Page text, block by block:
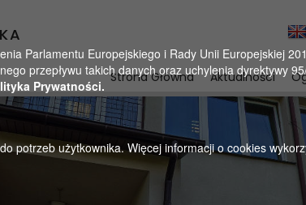
Parlamentu Europejskiego i Rady Unii Europejskiej
przepływu takich danych oraz uchylenia dyrektywy
Prywatności.
potrzeb użytkownika. Więcej informacji o cookies
Strona Główna
Aktualności